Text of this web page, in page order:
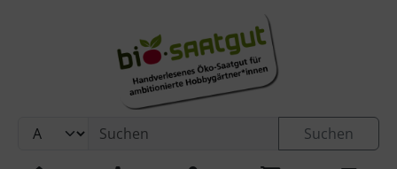
Springe zum Inhalt
Springe zum Login-Button
Springe zum Button für Einstellungen
Suchen